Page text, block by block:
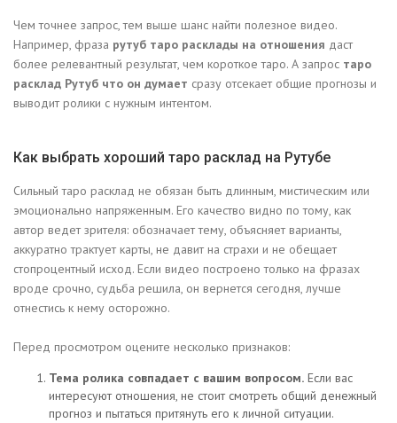
Чем точнее запрос, тем выше шанс найти полезное видео.
Например, фраза рутуб таро расклады на отношения даст
более релевантный результат, чем короткое таро. А запрос таро
расклад Рутуб что он думает сразу отсекает общие прогнозы и
выводит ролики с нужным интентом.
Как выбрать хороший таро расклад на Рутубе
Сильный таро расклад не обязан быть длинным, мистическим или
эмоционально напряженным. Его качество видно по тому, как
автор ведет зрителя: обозначает тему, объясняет варианты,
аккуратно трактует карты, не давит на страхи и не обещает
стопроцентный исход. Если видео построено только на фразах
вроде срочно, судьба решила, он вернется сегодня, лучше
отнестись к нему осторожно.
Перед просмотром оцените несколько признаков:
Тема ролика совпадает с вашим вопросом. Если вас
интересуют отношения, не стоит смотреть общий денежный
прогноз и пытаться притянуть его к личной ситуации.